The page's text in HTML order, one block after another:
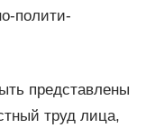
полити­
представлены
труд лица,